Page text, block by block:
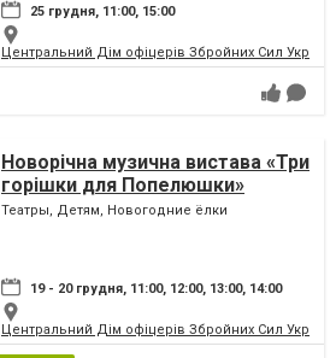
25 грудня, 11:00, 15:00
Центральний Дім офіцерів Збройних Сил
Новорічна музична вистава «Три
горішки для Попелюшки»
Театры, Детям, Новогодние ёлки
19 - 20 грудня, 11:00, 12:00, 13:00, 14:00
Центральний Дім офіцерів Збройних Сил